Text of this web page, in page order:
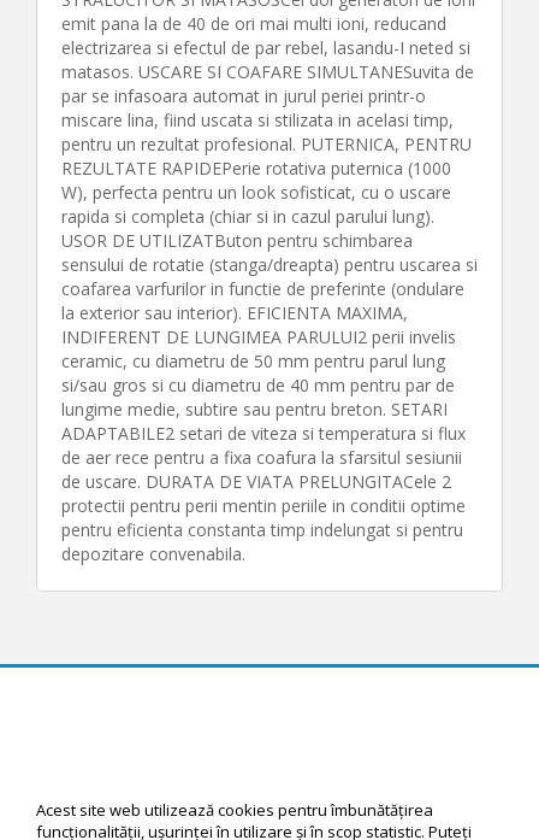
emit pana la de 40 de ori mai multi ioni, reducand
electrizarea si efectul de par rebel, lasandu-I neted si
matasos. USCARE SI COAFARE SIMULTANESuvita de
par se infasoara automat in jurul periei printr-o
miscare lina, fiind uscata si stilizata in acelasi timp,
pentru un rezultat profesional. PUTERNICA, PENTRU
REZULTATE RAPIDEPerie rotativa puternica (1000
W), perfecta pentru un look sofisticat, cu o uscare
rapida si completa (chiar si in cazul parului lung).
USOR DE UTILIZATButon pentru schimbarea
sensului de rotatie (stanga/dreapta) pentru uscarea si
coafarea varfurilor in functie de preferinte (ondulare
la exterior sau interior). EFICIENTA MAXIMA,
INDIFERENT DE LUNGIMEA PARULUI2 perii invelis
ceramic, cu diametru de 50 mm pentru parul lung
si/sau gros si cu diametru de 40 mm pentru par de
lungime medie, subtire sau pentru breton. SETARI
ADAPTABILE2 setari de viteza si temperatura si flux
de aer rece pentru a fixa coafura la sfarsitul sesiunii
de uscare. DURATA DE VIATA PRELUNGITACele 2
protectii pentru perii mentin periile in conditii optime
pentru eficienta constanta timp indelungat si pentru
depozitare convenabila.
Acest site web utilizează cookies pentru îmbunătăţirea
funcţionalităţii, uşurinţei în utilizare şi în scop statistic. Puteţi